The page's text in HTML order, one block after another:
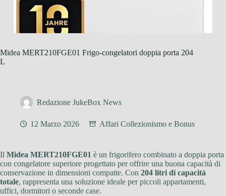
Midea MERT210FGE01 Frigo-congelatori doppia porta 204
L
Redazione JukeBox News
12 Marzo 2026 Affari Collezionismo e Bonus
Il Midea MERT210FGE01 è un frigorifero combinato a doppia porta
con congelatore superiore progettato per offrire una buona capacità di
conservazione in dimensioni compatte. Con 204 litri di capacità
totale, rappresenta una soluzione ideale per piccoli appartamenti,
uffici, dormitori o seconde case.